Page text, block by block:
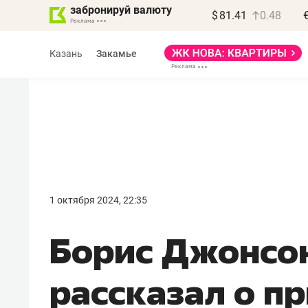
забронируй валюту $ 81.41 0.48
Казань Закамье
1 октября 2024, 22:35
Борис
рассказал о
правил, бизнес может
потерять минимум